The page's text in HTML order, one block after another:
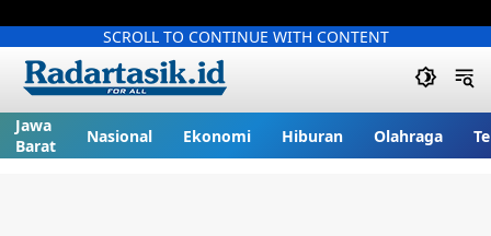
SCROLL TO CONTINUE WITH CONTENT
Jawa
Barat
Nasional Ekonomi Hiburan Olahraga